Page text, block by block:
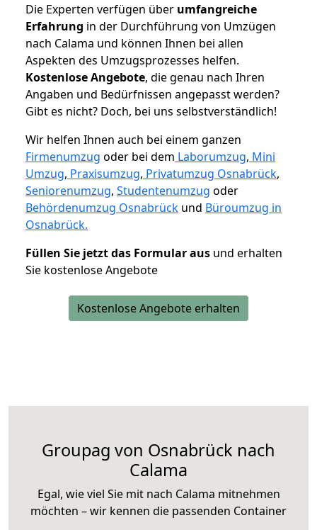
Die Experten verfügen über umfangreiche
Erfahrung in der Durchführung von Umzügen
nach Calama und können Ihnen bei allen
Aspekten des Umzugsprozesses helfen.
Kostenlose Angebote, die genau nach Ihren
Angaben und Bedürfnissen angepasst werden?
Gibt es nicht? Doch, bei uns selbstverständlich!
Wir helfen Ihnen auch bei einem ganzen
Firmenumzug oder bei dem Laborumzug, Mini
Umzug, Praxisumzug, Privatumzug Osnabrück,
Seniorenumzug, Studentenumzug oder
Behördenumzug Osnabrück und Büroumzug in
Osnabrück.
Füllen Sie jetzt das Formular aus und erhalten
Sie kostenlose Angebote
Kostenlose Angebote erhalten
Groupag von Osnabrück nach
Calama
Egal, wie viel Sie mit nach Calama mitnehmen
möchten – wir kennen die passenden Container